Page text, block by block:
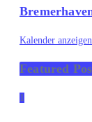
Kalender anzeigen
Featured
1